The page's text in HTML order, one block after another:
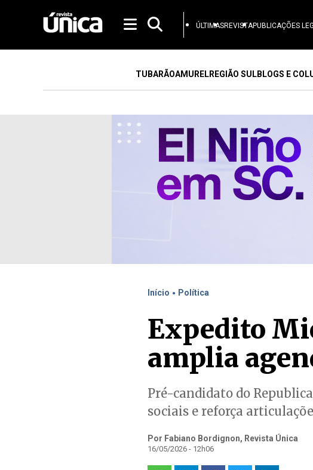
ÚLTIMASREVISTAPUBLICAÇÕES
TUBARÃOAMURELREGIÃO SULBLOGS E
Início . Política
Expedito
amplia
Pré-candidato do
sociais e reforça
Por Fabiano Bordignon, Revista Única
16/05/2026 - 12h06